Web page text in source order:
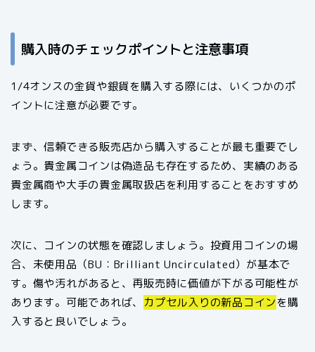
購入時のチェックポイントと注意事項
1/4オンスの金貨や銀貨を購入する際には、いくつかのポ
イントに注意が必要です。
まず、信頼できる販売店から購入することが最も重要でし
ょう。貴金属コインは偽造品も存在するため、実績のある
貴金属商や大手の貴金属取扱店を利用することをおすすめ
します。
次に、コインの状態を確認しましょう。投資用コインの場
合、未使用品（BU：Brilliant Uncirculated）が基本で
す。傷や汚れがあると、再販売時に価値が下がる可能性が
あります。可能であれば、 カプセル入りの新品コインを購
入すると良いでしょう。